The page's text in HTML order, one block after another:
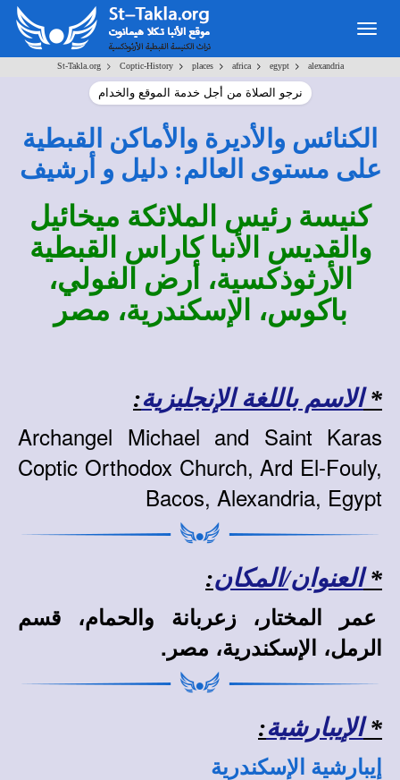
St-Takla.org> Coptic-History> places> africa> egypt> alexandria
نرجو الصلاة من أجل خدمة الموقع والخدام
الكنائس والأديرة والأماكن القبطية
على مستوى العالم: دليل و أرشيف
كنيسة رئيس الملائكة ميخائيل
والقديس الأنبا كاراس القبطية
الأرثوذكسية، أرض الفولي،
باكوس، الإسكندرية، مصر
*الاسم باللغة الإنجليزية:
Archangel Michael and Saint Karas
Coptic Orthodox Church, Ard El-Fouly,
Bacos, Alexandria, Egypt
*العنوان/المكان:
عمر المختار، زعربانة والحمام، قسم
الرمل، الإسكندرية، مصر.
*الإيبارشية:
إيبارشية الإسكندرية